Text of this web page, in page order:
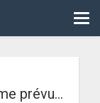
prévu...